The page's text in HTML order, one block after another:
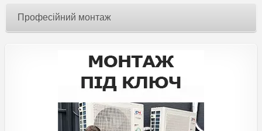
Професійний монтаж